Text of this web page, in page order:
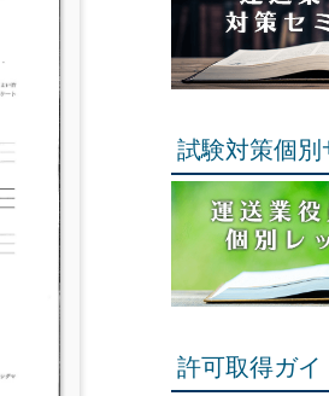
試験対策個別
許可取得ガイ